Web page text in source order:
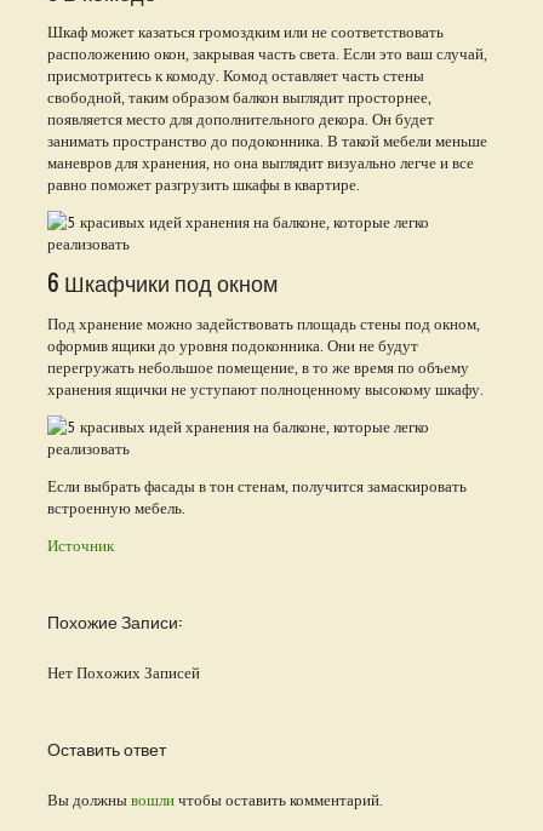
Шкаф может казаться громоздким или не соответствовать
расположению окон, закрывая часть света. Если это ваш случай,
присмотритесь к комоду. Комод оставляет часть стены
свободной, таким образом балкон выглядит просторнее,
появляется место для дополнительного декора. Он будет
занимать пространство до подоконника. В такой мебели меньше
маневров для хранения, но она выглядит визуально легче и все
равно поможет разгрузить шкафы в квартире.
6 Шкафчики под окном
Под хранение можно задействовать площадь стены под окном,
оформив ящики до уровня подоконника. Они не будут
перегружать небольшое помещение, в то же время по объему
хранения ящички не уступают полноценному высокому шкафу.
Если выбрать фасады в тон стенам, получится замаскировать
встроенную мебель.
Источник
Похожие Записи:
Нет Похожих Записей
Оставить ответ
Вы должнывошличтобы оставить комментарий.